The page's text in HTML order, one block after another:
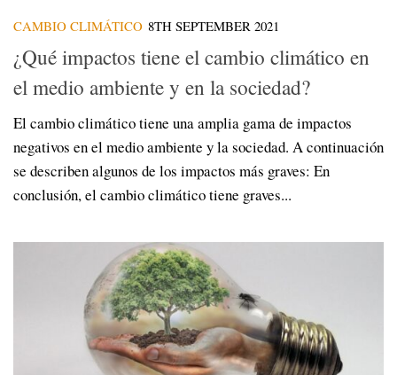
CAMBIO CLIMÁTICO 8TH SEPTEMBER 2021
¿Qué impactos tiene el cambio climático en
el medio ambiente y en la sociedad?
El cambio climático tiene una amplia gama de impactos
negativos en el medio ambiente y la sociedad. A continuación
se describen algunos de los impactos más graves: En
conclusión, el cambio climático tiene graves...